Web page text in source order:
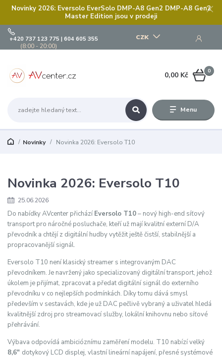
Novinky 2026: Eversolo EverSolo DMP-A8 Gen2 DMP-A8 Gen2
Master Edition jsou v prodeji
Menu
CZK
+420 737 123 775 | 604 605 355
(8:00 - 20:00)
0
0,00 Kč
Novinky Novinka 2026: Eversolo T10
Novinka 2026: Eversolo T10
25.06.2026
Do nabídky AVcenter přichází Eversolo T10– nový high-end síťový
transport pro náročné posluchače, kteří už mají kvalitní externí D/A
převodník a chtějí z digitální hudby vytěžit ještě čistší, stabilnější a
propracovanější signál.
Eversolo T10 není klasický streamer s integrovaným DAC
převodníkem. Je navržený jako specializovaný digitální transport, jehož
úkolem je přijímat, zpracovat a předat digitální signál do externího
převodníku v co nejlepších podmínkách. Díky tomu dává smysl
především v sestavách, kde je už DAC pečlivě vybraný a uživatel hledá
kvalitnější zdroj pro streamovací služby, lokální knihovnu nebo síťové
přehrávání.
Výbava odpovídá ambicióznímu zaměření modelu. T10 nabízí velký
8,6" dotykový LCD displej, vlastní lineární napájení, přesné systémové